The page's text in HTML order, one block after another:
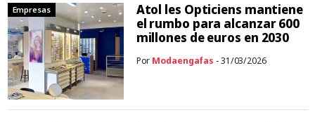
Empresas
Atol les Opticiens mantiene
el rumbo para alcanzar 600
millones de euros en 2030
Por Modaengafas - 31/03/2026